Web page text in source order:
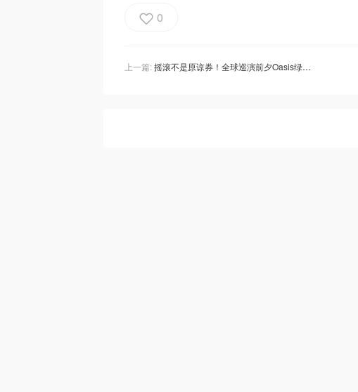
0
上一篇:摇滚不是原谅券！全球巡演前夕Oasis绿洲主唱Liam嘴炮惹怒全体亚洲人！